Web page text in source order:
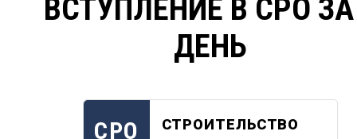
ВСТУПЛЕНИЕ В СРО
ДЕНЬ
СРО СТРОИТЕЛЬСТВО